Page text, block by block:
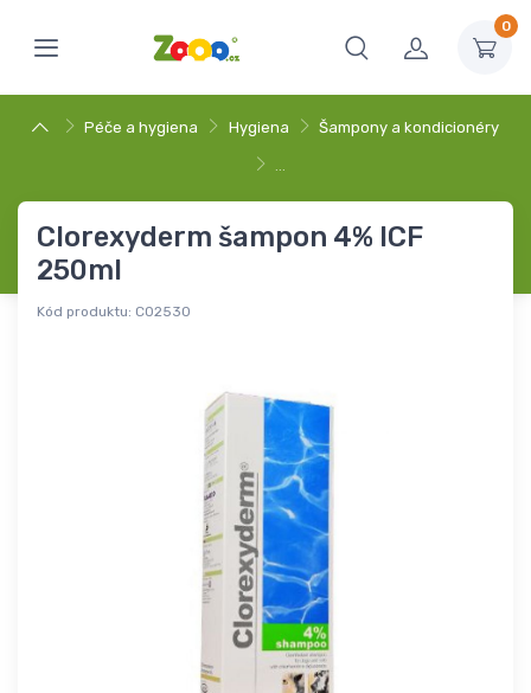
0
Péče a hygiena Hygiena Šampony a kondicionéry
…
Clorexyderm šampon 4% ICF
250ml
Kód produktu: C02530